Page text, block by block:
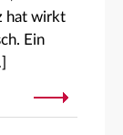
hat wirkt
Ein